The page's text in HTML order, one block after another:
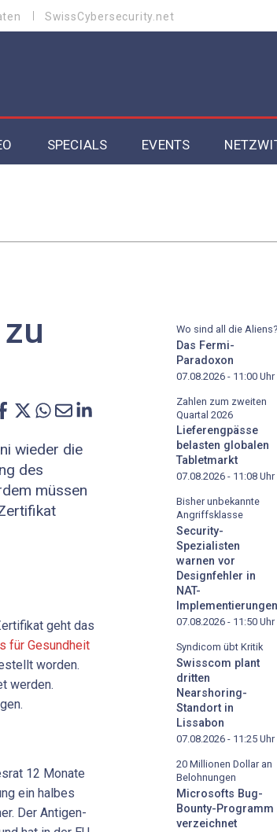
SwissCybersecurity.net
SPECIALS EVENTS
wieder die
des
müssen
geht das
für Gesundheit
worden.
werden.
12 Monate
ein halbes
Der Antigen-
Wo sind all die Aliens?
Das Fermi-
Paradoxon
07.08.2026 - 11:00 Uhr
Zahlen zum zweiten
Quartal 2026
Lieferengpässe
belasten globalen
Tabletmarkt
07.08.2026 - 11:08 Uhr
Bisher unbekannte
Angriffsklasse
Security-
Spezialisten
warnen vor
Designfehler in
NAT-
Implementierungen
07.08.2026 - 11:50 Uhr
Syndicom übt Kritik
Swisscom plant
dritten
Nearshoring-
Standort in
Lissabon
07.08.2026 - 11:25 Uhr
20 Millionen Dollar an
Belohnungen
Microsofts Bug-
Bounty-Programm
verzeichnet